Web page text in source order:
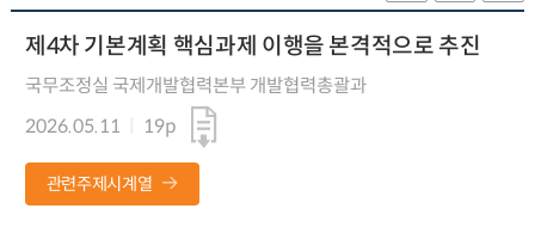
제4차 기본계획 핵심과제 이행을 본격적으로 추진
국무조정실 국제개발협력본부 개발협력총괄과
2026.05.11
19p
관련주제시계열